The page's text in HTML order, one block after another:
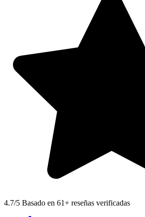
4.7/5 Basado en 61+ reseñas verificadas